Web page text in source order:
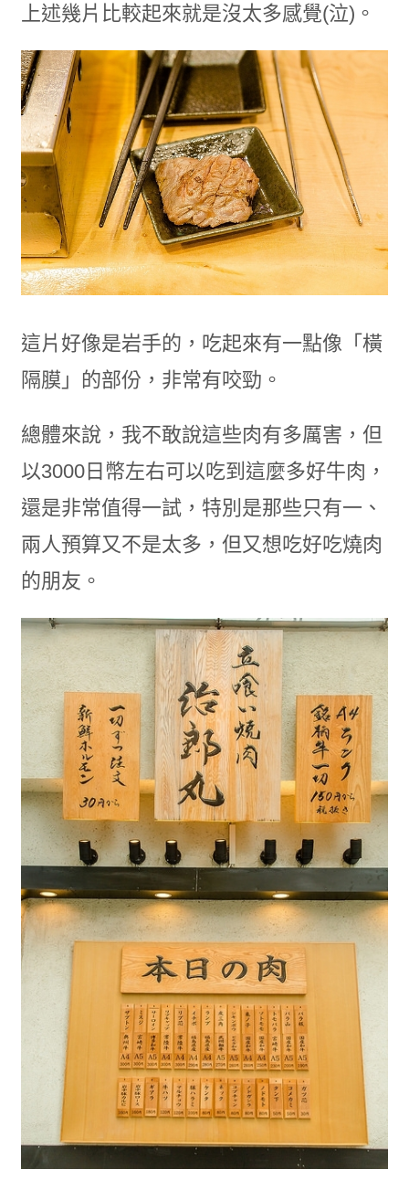
上述幾片比較起來就是沒太多感覺(泣)。
這片好像是岩手的，吃起來有一點像「橫
隔膜」的部份，非常有咬勁。
總體來說，我不敢說這些肉有多厲害，但
以3000日幣左右可以吃到這麼多好牛肉，
還是非常值得一試，特別是那些只有一、
兩人預算又不是太多，但又想吃好吃燒肉
的朋友。